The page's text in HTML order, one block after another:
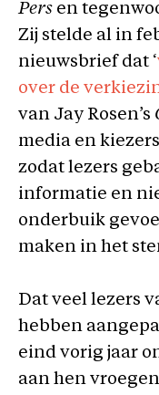
Pers en
Zij stelde al in
nieuwsbrief dat ‘
over de
van Jay Rosen’s
media en
zodat lezers
informatie en
onderbuik
maken in het
Dat veel lezers
hebben
eind vorig jaar
aan hen